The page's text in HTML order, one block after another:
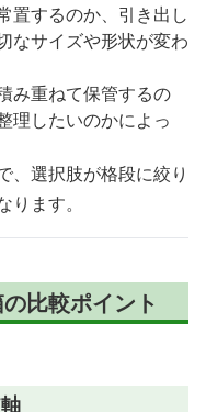
置するのか、引き出し
なサイズや形状が変わ
み重ねて保管するの
理したいのかによっ
、選択肢が格段に絞り
ます。
比較ポイント